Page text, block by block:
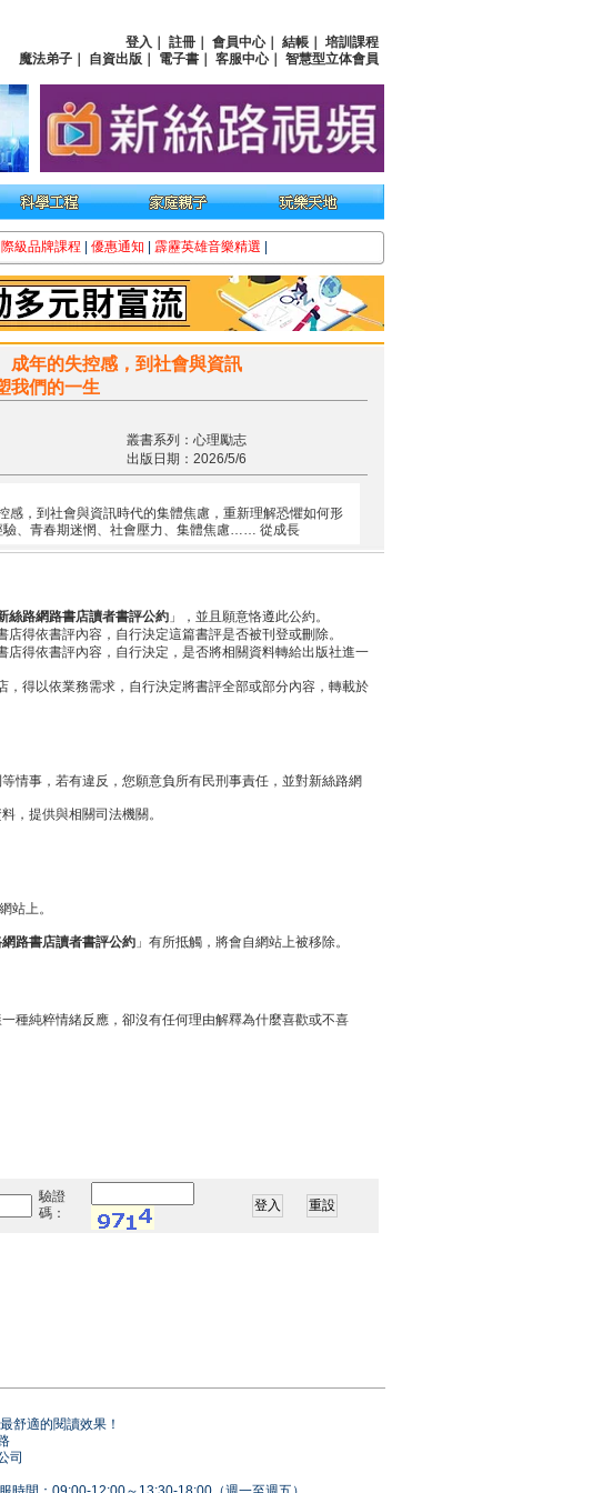
登入 註冊 會員中心｜ 結帳
培訓課程
魔法弟子
自資出版 電子書 客服中心｜ 智慧型立体會員
際級品牌課程 優惠通知 霹靂英雄音樂精選
成年的失控感，到社會與資訊
我們的一生
叢書系列：心理勵志
出版日期：2026/5/6
感，到社會與資訊時代的集體焦慮，重新理解恐懼如何形
驗、青春期迷惘、社會壓力、集體焦慮…… 從成長
絲路網路書店讀者書評公約 」，並且願意恪遵此公約。
得依書評內容，自行決定這篇書評是否被刊登或刪除。
得依書評內容，自行決定，是否將相關資料轉給出版社進一
得以依業務需求，自行決定將書評全部或部分內容，轉載於
情事，若有違反，您願意負所有民刑事責任，並對新絲路網
，提供與相關司法機關。
站上。
路書店讀者書評公約 」有所抵觸，將會自網站上被移除。
種純粹情緒反應，卻沒有任何理由解釋為什麼喜歡或不喜
驗證
碼：
舒適的閱讀效果！
司